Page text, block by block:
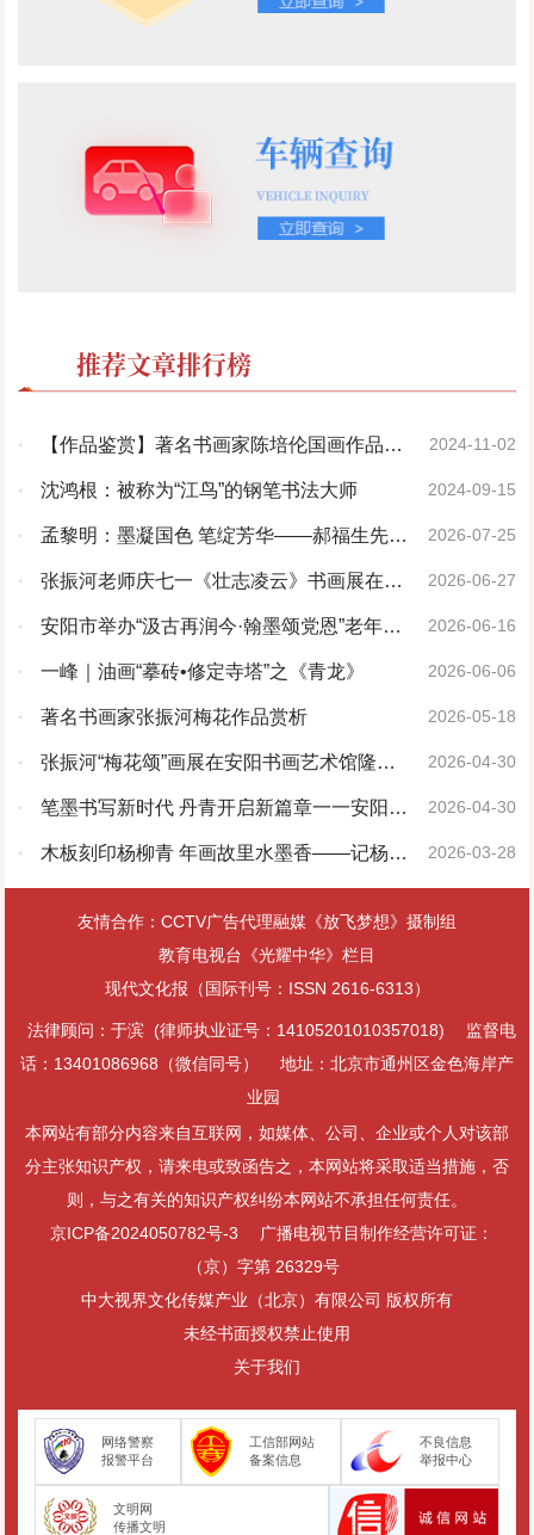
推荐文章排行榜
·
【作品鉴赏】著名书画家陈培伦国画作品欣
2024-11-02
· 沈鸿根：被称为“江鸟”的钢笔书法大师 2024-09-15
·
孟黎明：墨凝国色 笔绽芳华——郝福生先生
牡丹画赏析
2026-07-25
·
张振河老师庆七一《壮志凌云》书画展在安
阳书画艺术馆启幕
2026-06-27
·
安阳市举办“汲古再润今·翰墨颂党恩”老年书
画精品展
2026-06-16
· 一峰｜油画“摹砖•修定寺塔”之《青龙》 2026-06-06
· 著名书画家张振河梅花作品赏析 2026-05-18
·
张振河“梅花颂”画展在安阳书画艺术馆隆重
开幕
2026-04-30
·
笔墨书写新时代 丹青开启新篇章一一安阳市
老年书画研究会第六届理事会第二次会议成功
2026-04-30
·
木板刻印杨柳青 年画故里水墨香——记杨柳
青年画非物质文化遗产代表性传承人臧金艳
2026-03-28
友情合作：CCTV广告代理融媒《放飞梦想》摄制组
教育电视台《光耀中华》栏目
现代文化报（国际刊号：ISSN 2616-6313）
法律顾问：于滨 (律师执业证号：14105201010357018)
监督电
话：13401086968（微信同号）
地址：北京市通州区金色海岸产
业园
本网站有部分内容来自互联网，如媒体、公司、企业或个人对该部
分主张知识产权，请来电或致函告之，本网站将采取适当措施，否
则，与之有关的知识产权纠纷本网站不承担任何责任。
京ICP备2024050782号-3
广播电视节目制作经营许可证：
（京）字第 26329号
中大视界文化传媒产业（北京）有限公司 版权所有
未经书面授权禁止使用
关于我们
网络警察
报警平台
工信部网站
备案信息
不良信息
举报中心
文明网
传播文明